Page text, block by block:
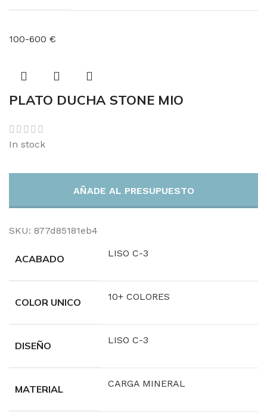
100-600 €
PLATO DUCHA STONE MIO
In stock
AÑADE AL PRESUPUESTO
SKU: 877d85181eb4
ACABADO LISO C-3
COLOR UNICO 10+ COLORES
DISEÑO LISO C-3
MATERIAL CARGA MINERAL